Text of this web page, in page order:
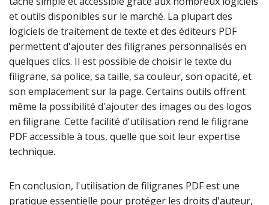
et outils disponibles sur le marché. La plupart des
logiciels de traitement de texte et des éditeurs PDF
permettent d'ajouter des filigranes personnalisés en
quelques clics. Il est possible de choisir le texte du
filigrane, sa police, sa taille, sa couleur, son opacité, et
son emplacement sur la page. Certains outils offrent
même la possibilité d'ajouter des images ou des logos
en filigrane. Cette facilité d'utilisation rend le filigrane
PDF accessible à tous, quelle que soit leur expertise
technique.
En conclusion, l'utilisation de filigranes PDF est une
pratique essentielle pour protéger les droits d'auteur,